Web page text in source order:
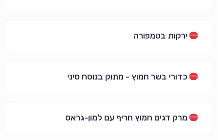
ירקות בטמפורה
כדורי בשר חמוץ - מתוק בנוסח סיני
מרק דגים חמוץ חריף עם למון-גראס